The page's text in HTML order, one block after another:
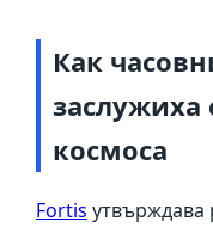
Как
заслужиха
космоса
Fortis утвърждава